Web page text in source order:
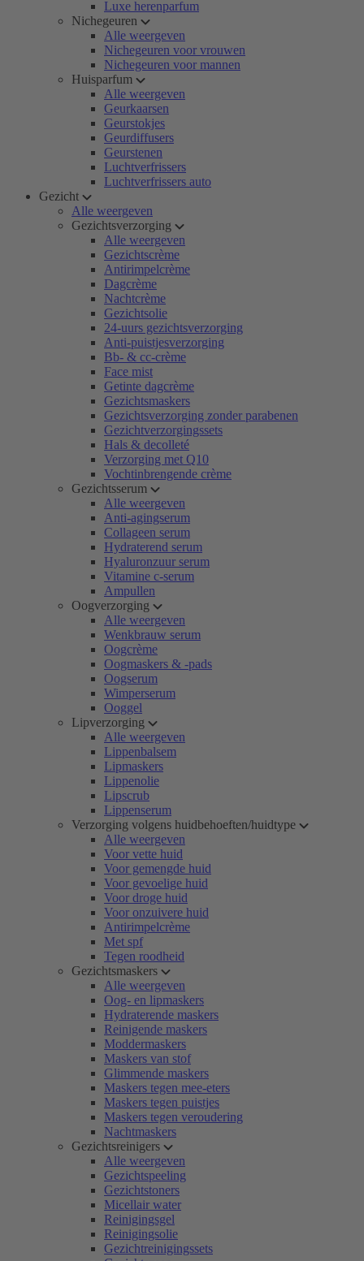
Luxe herenparfum
Nichegeuren
Alle weergeven
Nichegeuren voor vrouwen
Nichegeuren voor mannen
Huisparfum
Alle weergeven
Geurkaarsen
Geurstokjes
Geurdiffusers
Geurstenen
Luchtverfrissers
Luchtverfrissers auto
Gezicht
Alle weergeven
Gezichtsverzorging
Alle weergeven
Gezichtscrème
Antirimpelcrème
Dagcrème
Nachtcrème
Gezichtsolie
24-uurs gezichtsverzorging
Anti-puistjesverzorging
Bb- & cc-crème
Face mist
Getinte dagcrème
Gezichtsmaskers
Gezichtsverzorging zonder parabenen
Gezichtverzorgingssets
Hals & decolleté
Verzorging met Q10
Vochtinbrengende crème
Gezichtsserum
Alle weergeven
Anti-agingserum
Collageen serum
Hydraterend serum
Hyaluronzuur serum
Vitamine c-serum
Ampullen
Oogverzorging
Alle weergeven
Wenkbrauw serum
Oogcrème
Oogmaskers & -pads
Oogserum
Wimperserum
Ooggel
Lipverzorging
Alle weergeven
Lippenbalsem
Lipmaskers
Lippenolie
Lipscrub
Lippenserum
Verzorging volgens huidbehoeften/huidtype
Alle weergeven
Voor vette huid
Voor gemengde huid
Voor gevoelige huid
Voor droge huid
Voor onzuivere huid
Antirimpelcrème
Met spf
Tegen roodheid
Gezichtsmaskers
Alle weergeven
Oog- en lipmaskers
Hydraterende maskers
Reinigende maskers
Moddermaskers
Maskers van stof
Glimmende maskers
Maskers tegen mee-eters
Maskers tegen puistjes
Maskers tegen veroudering
Nachtmaskers
Gezichtsreinigers
Alle weergeven
Gezichtspeeling
Gezichtstoners
Micellair water
Reinigingsgel
Reinigingsolie
Gezichtreinigingssets